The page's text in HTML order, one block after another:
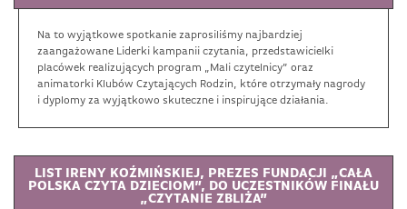
Na to wyjątkowe spotkanie zaprosiliśmy najbardziej
zaangażowane Liderki kampanii czytania, przedstawicielki
placówek realizujących program „Mali czytelnicy” oraz
animatorki Klubów Czytających Rodzin, które otrzymały nagrody
i dyplomy za wyjątkowo skuteczne i inspirujące działania.
LIST IRENY KOŹMIŃSKIEJ, PREZES FUNDACJI „CAŁA
POLSKA CZYTA DZIECIOM”, DO UCZESTNIKÓW FINAŁU
„CZYTANIE ZBLIŻA”